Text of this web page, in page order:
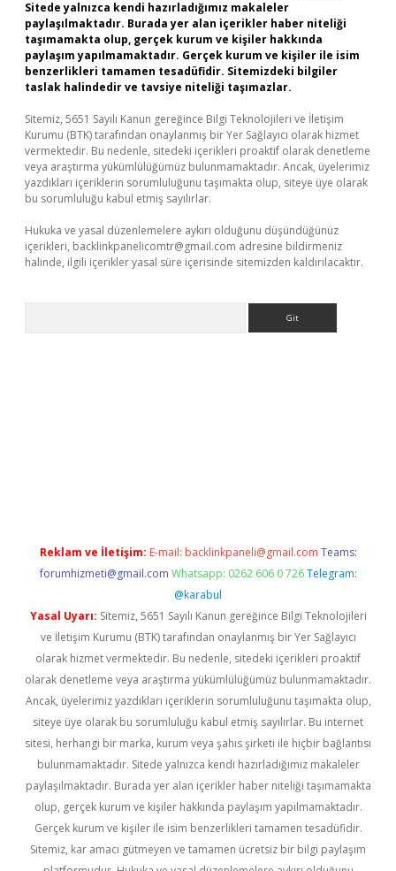
Sitede yalnızca kendi hazırladığımız makaleler
paylaşılmaktadır. Burada yer alan içerikler haber niteliği
taşımamakta olup, gerçek kurum ve kişiler hakkında
paylaşım yapılmamaktadır. Gerçek kurum ve kişiler ile isim
benzerlikleri tamamen tesadüfidir. Sitemizdeki bilgiler
taslak halindedir ve tavsiye niteliği taşımazlar.
Sitemiz, 5651 Sayılı Kanun gereğince Bilgi Teknolojileri ve İletişim
Kurumu (BTK) tarafından onaylanmış bir Yer Sağlayıcı olarak hizmet
vermektedir. Bu nedenle, sitedeki içerikleri proaktif olarak denetleme
veya araştırma yükümlülüğümüz bulunmamaktadır. Ancak, üyelerimiz
yazdıkları içeriklerin sorumluluğunu taşımakta olup, siteye üye olarak
bu sorumluluğu kabul etmiş sayılırlar.
Hukuka ve yasal düzenlemelere aykırı olduğunu düşündüğünüz
içerikleri, backlinkpanelicomtr@gmail.com adresine bildirmeniz
halinde, ilgili içerikler yasal süre içerisinde sitemizden kaldırılacaktır.
Reklam ve İletişim: E-mail: backlinkpaneli@gmail.com Teams:
forumhizmeti@gmail.com Whatsapp: 0262 606 0 726 Telegram:
@karabul
Yasal Uyarı: Sitemiz, 5651 Sayılı Kanun gereğince Bilgi Teknolojileri
ve İletişim Kurumu (BTK) tarafından onaylanmış bir Yer Sağlayıcı
olarak hizmet vermektedir. Bu nedenle, sitedeki içerikleri proaktif
olarak denetleme veya araştırma yükümlülüğümüz bulunmamaktadır.
Ancak, üyelerimiz yazdıkları içeriklerin sorumluluğunu taşımakta olup,
siteye üye olarak bu sorumluluğu kabul etmiş sayılırlar. Bu internet
sitesi, herhangi bir marka, kurum veya şahıs şirketi ile hiçbir bağlantısı
bulunmamaktadır. Sitede yalnızca kendi hazırladığımız makaleler
paylaşılmaktadır. Burada yer alan içerikler haber niteliği taşımamakta
olup, gerçek kurum ve kişiler hakkında paylaşım yapılmamaktadır.
Gerçek kurum ve kişiler ile isim benzerlikleri tamamen tesadüfidir.
Sitemiz, kar amacı gütmeyen ve tamamen ücretsiz bir bilgi paylaşım